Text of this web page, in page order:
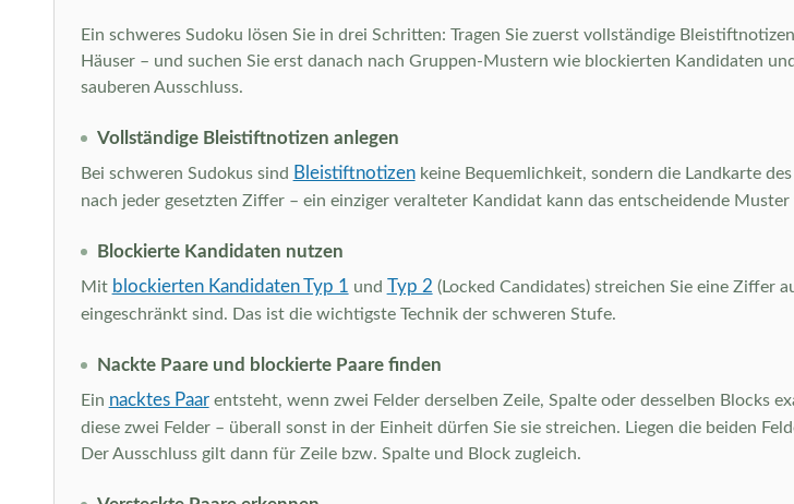
Ein schweres Sudoku lösen Sie in drei Schritten: Tragen Sie zuerst vollständige
Häuser – und suchen Sie erst danach nach Gruppen-Mustern wie blockierten Kandidaten
sauberen Ausschluss.
Vollständige Bleistiftnotizen anlegen
Bei schweren Sudokus sind Bleistiftnotizenkeine Bequemlichkeit, sondern die Landkarte
nach jeder gesetzten Ziffer – ein einziger veralteter Kandidat kann das entscheidende Muster
Blockierte Kandidaten nutzen
Mit blockierten Kandidaten Typ 1 und Typ 2 (Locked Candidates) streichen Sie eine Ziffer
eingeschränkt sind. Das ist die wichtigste Technik der schweren Stufe.
Nackte Paare und blockierte Paare finden
Ein nacktes Paarentsteht, wenn zwei Felder derselben Zeile, Spalte oder desselben Blocks
diese zwei Felder – überall sonst in der Einheit dürfen Sie sie streichen. Liegen die beiden
Der Ausschluss gilt dann für Zeile bzw. Spalte und Block zugleich.